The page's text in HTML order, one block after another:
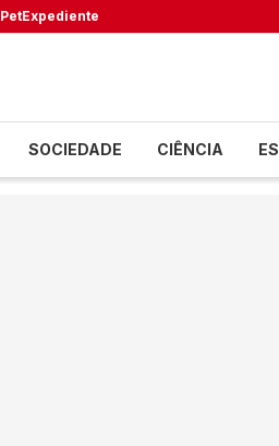
PetExpediente
SOCIEDADE CIÊNCIA